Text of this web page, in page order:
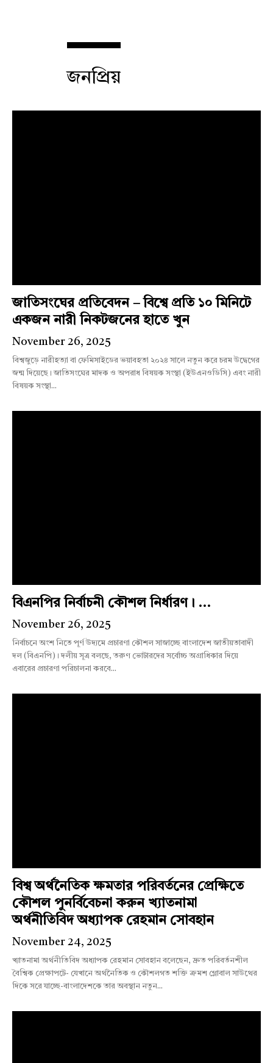
জনপ্রিয়
জাতিসংঘের প্রতিবেদন – বিশ্বে প্রতি ১০ মিনিটে
একজন নারী নিকটজনের হাতে খুন
November 26, 2025
বিশ্বজুড়ে নারীহত্যা বা ফেমিসাইডের ভয়াবহতা ২০২৪ সালে নতুন করে চরম উদ্বেগের
জন্ম দিয়েছে। জাতিসংঘের মাদক ও অপরাধ বিষয়ক সংস্থা (ইউএনওডিসি) এবং নারী
বিষয়ক সংস্থা...
বিএনপির নির্বাচনী কৌশল নির্ধারণ। ...
November 26, 2025
নির্বাচনে অংশ নিতে পূর্ণ উদ্যমে প্রচারণা কৌশল সাজাচ্ছে বাংলাদেশ জাতীয়তাবাদী
দল (বিএনপি)। দলীয় সূত্র বলছে, তরুণ ভোটারদের সর্বোচ্চ অগ্রাধিকার দিয়ে
এবারের প্রচারণা পরিচালনা করবে...
বিশ্ব অর্থনৈতিক ক্ষমতার পরিবর্তনের প্রেক্ষিতে
কৌশল পুনর্বিবেচনা করুন খ্যাতনামা
অর্থনীতিবিদ অধ্যাপক রেহমান সোবহান
November 24, 2025
খ্যাতনামা অর্থনীতিবিদ অধ্যাপক রেহমান সোবহান বলেছেন, দ্রুত পরিবর্তনশীল
বৈশ্বিক প্রেক্ষাপটে- যেখানে অর্থনৈতিক ও কৌশলগত শক্তি ক্রমশ গ্লোবাল সাউথের
দিকে সরে যাচ্ছে-বাংলাদেশকে তার অবস্থান নতুন...